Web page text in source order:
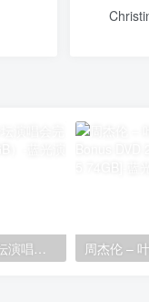
张国荣 – 1989告别乐坛演唱会完整版（2DVD/ISO/7.83GB）